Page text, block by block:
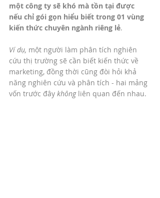
một công ty sẽ khó mà tồn tại được
nếu chỉ gói gọn hiểu biết trong 01 vùng
kiến thức chuyên ngành riêng lẻ.
Ví dụ, một người làm phân tích nghiên
cứu thị trường sẽ cần biết kiến thức về
marketing, đồng thời cũng đòi hỏi khả
năng nghiên cứu và phân tích - hai mảng
vốn trước đây không liên quan đến nhau.